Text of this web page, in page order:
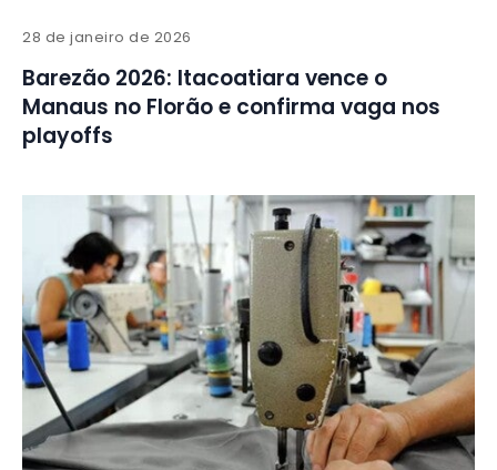
28 de janeiro de 2026
Barezão 2026: Itacoatiara vence o
Manaus no Florão e confirma vaga nos
playoffs